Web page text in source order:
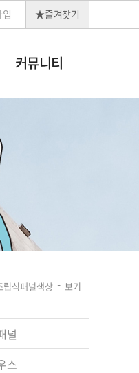
★즐겨찾기
커뮤니티
립식패널색상 보기
널
스